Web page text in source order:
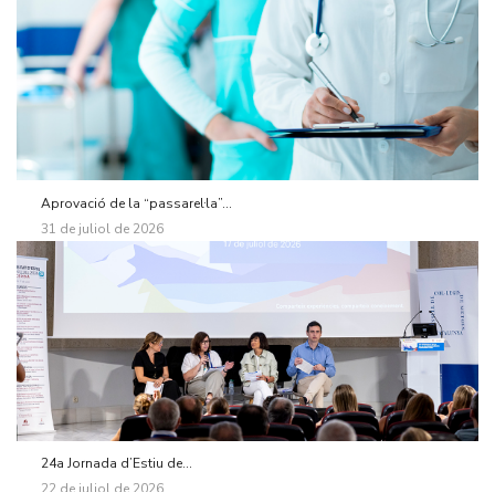
Aprovació de la “passarel·la”...
31 de juliol de 2026
24a Jornada d’Estiu de...